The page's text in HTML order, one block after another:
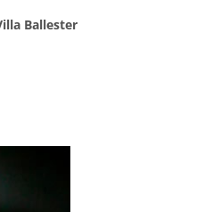
Ballester